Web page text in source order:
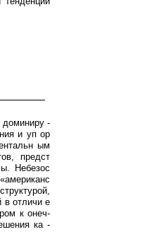
доминиру -
и уп ор
ым
предст
Небезос
в отличи е
к онеч-
ка -